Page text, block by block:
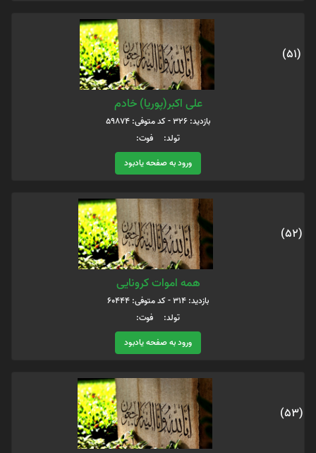
(51)
علی اکبر(پوریا) خادم
بازدید: 326 - کد متوفی: 59874
تولد: فوت:
ورود به صفحه یادبود
(52)
همه اموات کرونایی
بازدید: 314 - کد متوفی: 60444
تولد: فوت:
ورود به صفحه یادبود
(53)